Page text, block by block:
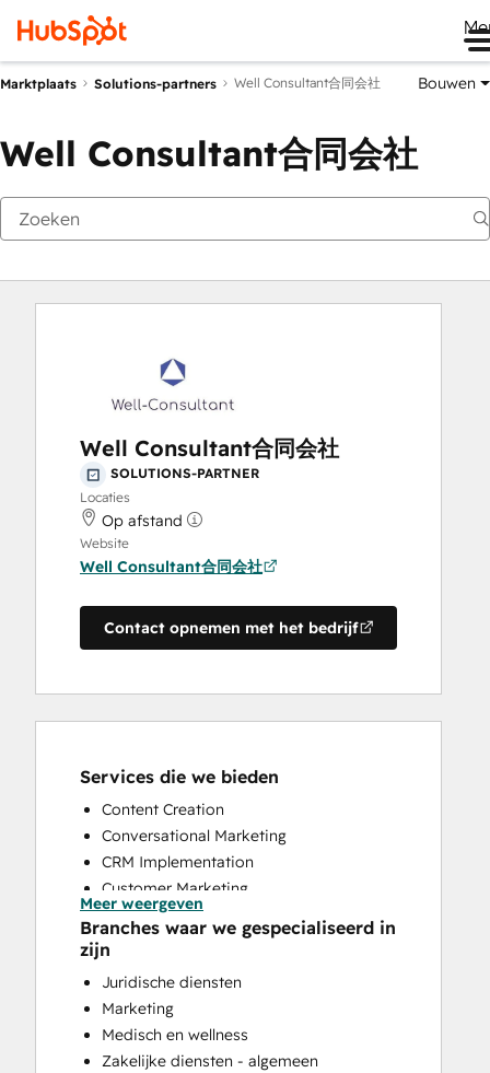
Marktplaats Solutions-partners Well Consultant合同会社 Bouwen
Well Consultant合同会社
Well Consultant合同会社
SOLUTIONS-PARTNER
Locaties
Op afstand
Website
Well Consultant合同会社
Contact opnemen met het bedrijf
Services die we bieden
Content Creation
Conversational Marketing
CRM Implementation
Customer Marketing
Customer Survey and Analysis
Email Marketing
Paid Advertising
Programmable Automation
Meer weergeven
Branches waar we gespecialiseerd in
zijn
Juridische diensten
Marketing
Medisch en wellness
Zakelijke diensten - algemeen